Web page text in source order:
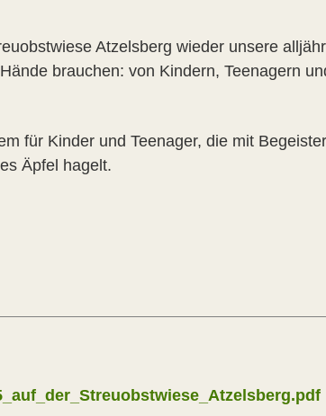
Atzelsberg wieder unsere
brauchen: von Kindern, Teenagern
für Kinder und Teenager, die mit
Äpfel hagelt.